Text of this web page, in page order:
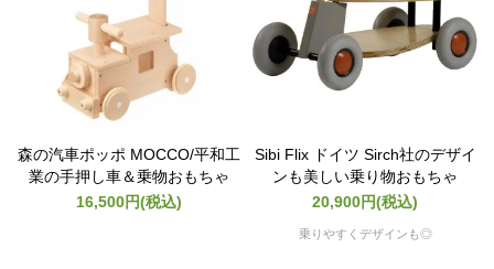
森の汽車ポッポ MOCCO/平和工
業の手押し車＆乗物おもちゃ
16,500円(税込)
Sibi Flix ドイツ Sirch社のデザイ
ンも美しい乗り物おもちゃ
20,900円(税込)
乗りやすくデザインも◎